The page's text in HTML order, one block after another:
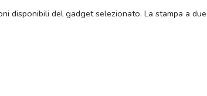
disponibili del gadget selezionato. La stampa a